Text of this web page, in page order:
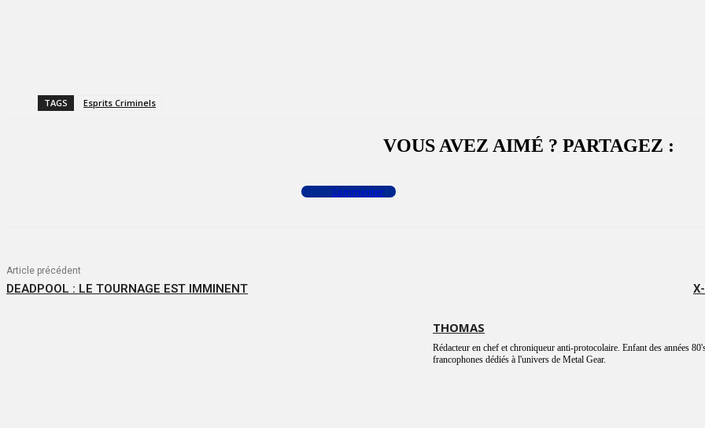
TAGS Esprits Criminels
VOUS AVEZ AIMÉ ? PARTAGEZ :
Commenter
Article précédent
DEADPOOL : LE TOURNAGE EST IMMINENT
THOMAS
Rédacteur en chef et chroniqueur anti-protocolaire. Enfant des années
francophones dédiés à l'univers de Metal Gear.